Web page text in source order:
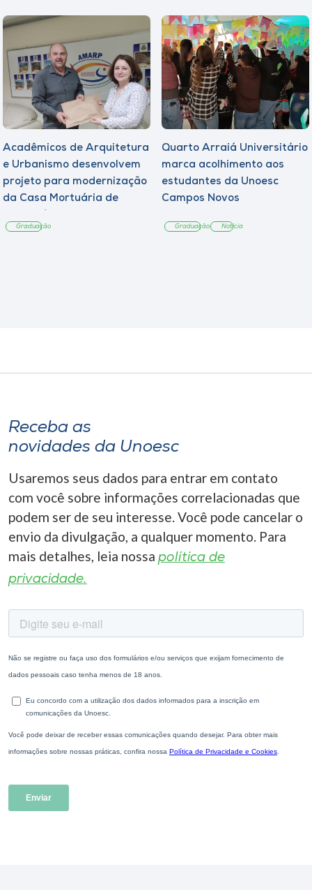
Acadêmicos de Arquitetura
e Urbanismo desenvolvem
projeto para modernização
da Casa Mortuária de
Graduação
Quarto Arraiá Universitário
marca acolhimento aos
estudantes da Unoesc
Campos Novos
Graduação Notícia
Receba as
novidades da Unoesc
Usaremos seus dados para entrar em contato
com você sobre informações correlacionadas que
podem ser de seu interesse. Você pode cancelar o
envio da divulgação, a qualquer momento. Para
mais detalhes, leia nossa política de
privacidade.